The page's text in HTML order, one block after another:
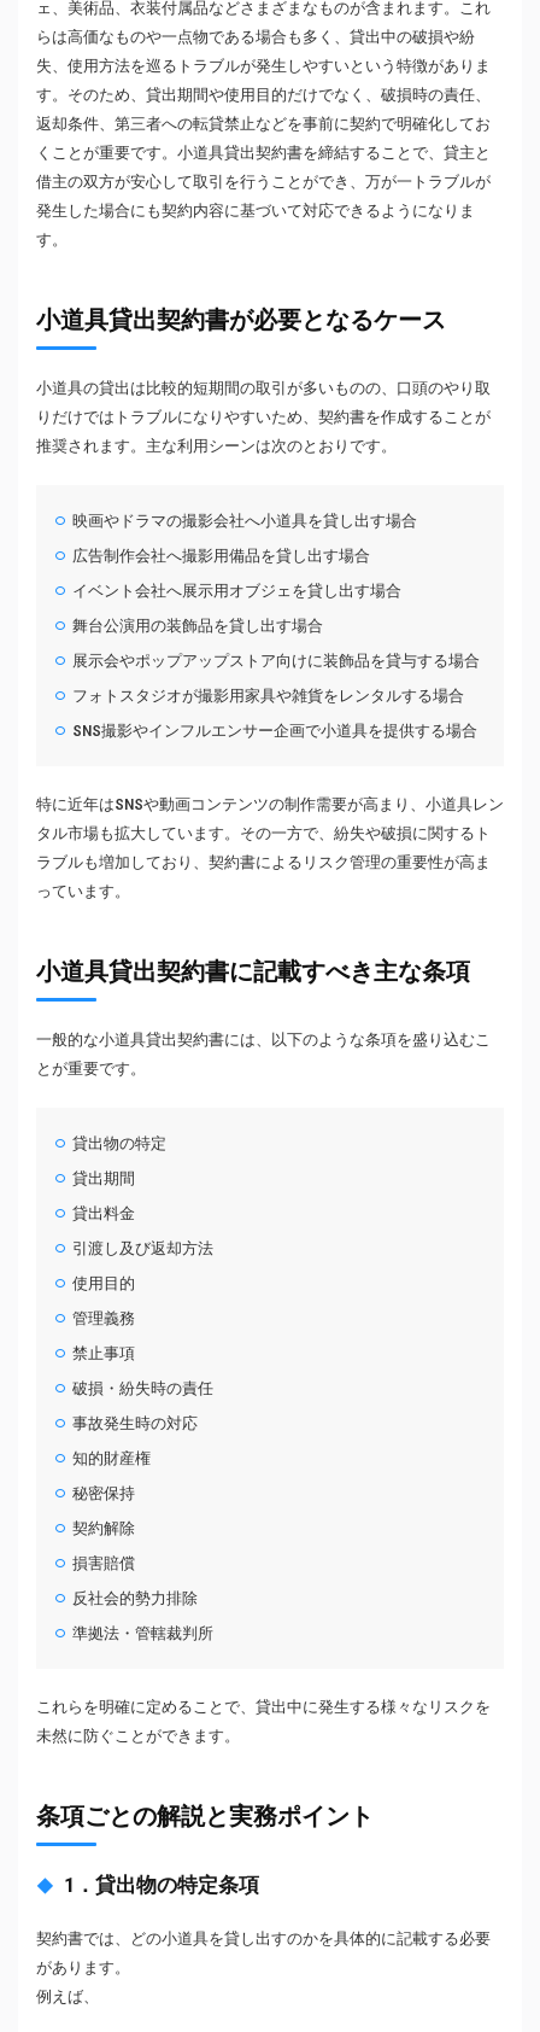
ェ、美術品、衣装付属品などさまざまなものが含まれます。これ
らは高価なものや一点物である場合も多く、貸出中の破損や紛
失、使用方法を巡るトラブルが発生しやすいという特徴がありま
す。そのため、貸出期間や使用目的だけでなく、破損時の責任、
返却条件、第三者への転貸禁止などを事前に契約で明確化してお
くことが重要です。小道具貸出契約書を締結することで、貸主と
借主の双方が安心して取引を行うことができ、万が一トラブルが
発生した場合にも契約内容に基づいて対応できるようになりま
す。
小道具貸出契約書が必要となるケース
小道具の貸出は比較的短期間の取引が多いものの、口頭のやり取
りだけではトラブルになりやすいため、契約書を作成することが
推奨されます。主な利用シーンは次のとおりです。
映画やドラマの撮影会社へ小道具を貸し出す場合
広告制作会社へ撮影用備品を貸し出す場合
イベント会社へ展示用オブジェを貸し出す場合
舞台公演用の装飾品を貸し出す場合
展示会やポップアップストア向けに装飾品を貸与する場合
フォトスタジオが撮影用家具や雑貨をレンタルする場合
SNS撮影やインフルエンサー企画で小道具を提供する場合
特に近年はSNSや動画コンテンツの制作需要が高まり、小道具レン
タル市場も拡大しています。その一方で、紛失や破損に関するト
ラブルも増加しており、契約書によるリスク管理の重要性が高ま
っています。
小道具貸出契約書に記載すべき主な条項
一般的な小道具貸出契約書には、以下のような条項を盛り込むこ
とが重要です。
貸出物の特定
貸出期間
貸出料金
引渡し及び返却方法
使用目的
管理義務
禁止事項
破損・紛失時の責任
事故発生時の対応
知的財産権
秘密保持
契約解除
損害賠償
反社会的勢力排除
準拠法・管轄裁判所
これらを明確に定めることで、貸出中に発生する様々なリスクを
未然に防ぐことができます。
条項ごとの解説と実務ポイント
1．貸出物の特定条項
契約書では、どの小道具を貸し出すのかを具体的に記載する必要
があります。
例えば、